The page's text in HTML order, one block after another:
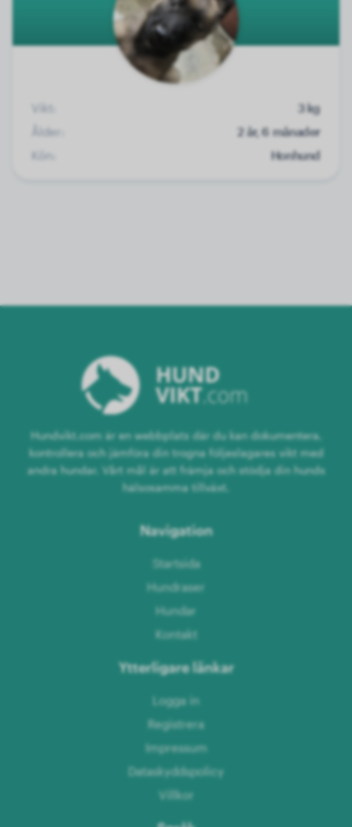
Vikt:
3 kg
Ålder:
2 år, 6 månader
Kön:
Honhund
Hundvikt.com är en webbplats där du kan dokumentera,
kontrollera och jämföra din trogna följeslagares vikt med
andra hundar. Vårt mål är att främja och stödja din hunds
hälsosamma tillväxt.
Navigation
Startsida
Hundraser
Hundar
Kontakt
Ytterligare länkar
Logga in
Registrera
Impressum
Dataskyddspolicy
Villkor